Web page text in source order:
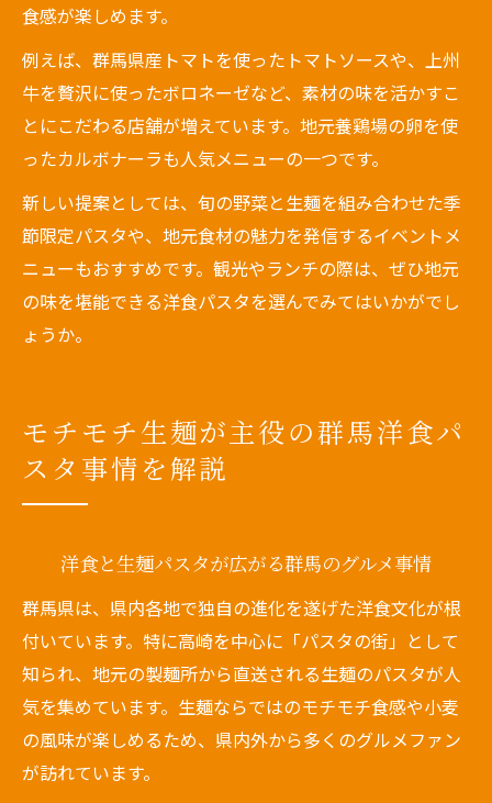
食感が楽しめます。
例えば、群馬県産トマトを使ったトマトソースや、上州
牛を贅沢に使ったボロネーゼなど、素材の味を活かすこ
とにこだわる店舗が増えています。地元養鶏場の卵を使
ったカルボナーラも人気メニューの一つです。
新しい提案としては、旬の野菜と生麺を組み合わせた季
節限定パスタや、地元食材の魅力を発信するイベントメ
ニューもおすすめです。観光やランチの際は、ぜひ地元
の味を堪能できる洋食パスタを選んでみてはいかがでし
ょうか。
モチモチ生麺が主役の群馬洋食パ
スタ事情を解説
洋食と生麺パスタが広がる群馬のグルメ事情
群馬県は、県内各地で独自の進化を遂げた洋食文化が根
付いています。特に高崎を中心に「パスタの街」として
知られ、地元の製麺所から直送される生麺のパスタが人
気を集めています。生麺ならではのモチモチ食感や小麦
の風味が楽しめるため、県内外から多くのグルメファン
が訪れています。